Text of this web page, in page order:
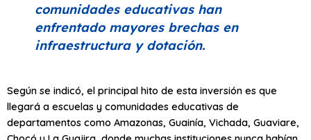
comunidades educativas han
enfrentado mayores brechas en
infraestructura y dotación.
Según se indicó, el principal hito de esta inversión es que
llegará a escuelas y comunidades educativas de
departamentos como Amazonas, Guainía, Vichada, Guaviare,